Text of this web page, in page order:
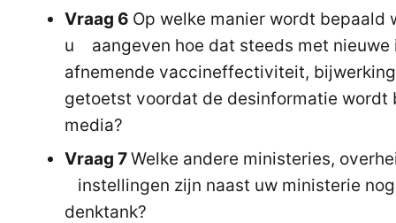
Vraag 6 Op welke manier wordt bepaald
u aangeven hoe dat steeds met nieuwe
afnemende vaccineffectiviteit,
getoetst voordat de desinformatie wordt
media?
Vraag 7Welke andere ministeries,
instellingen zijn naast uw ministerie
denktank?